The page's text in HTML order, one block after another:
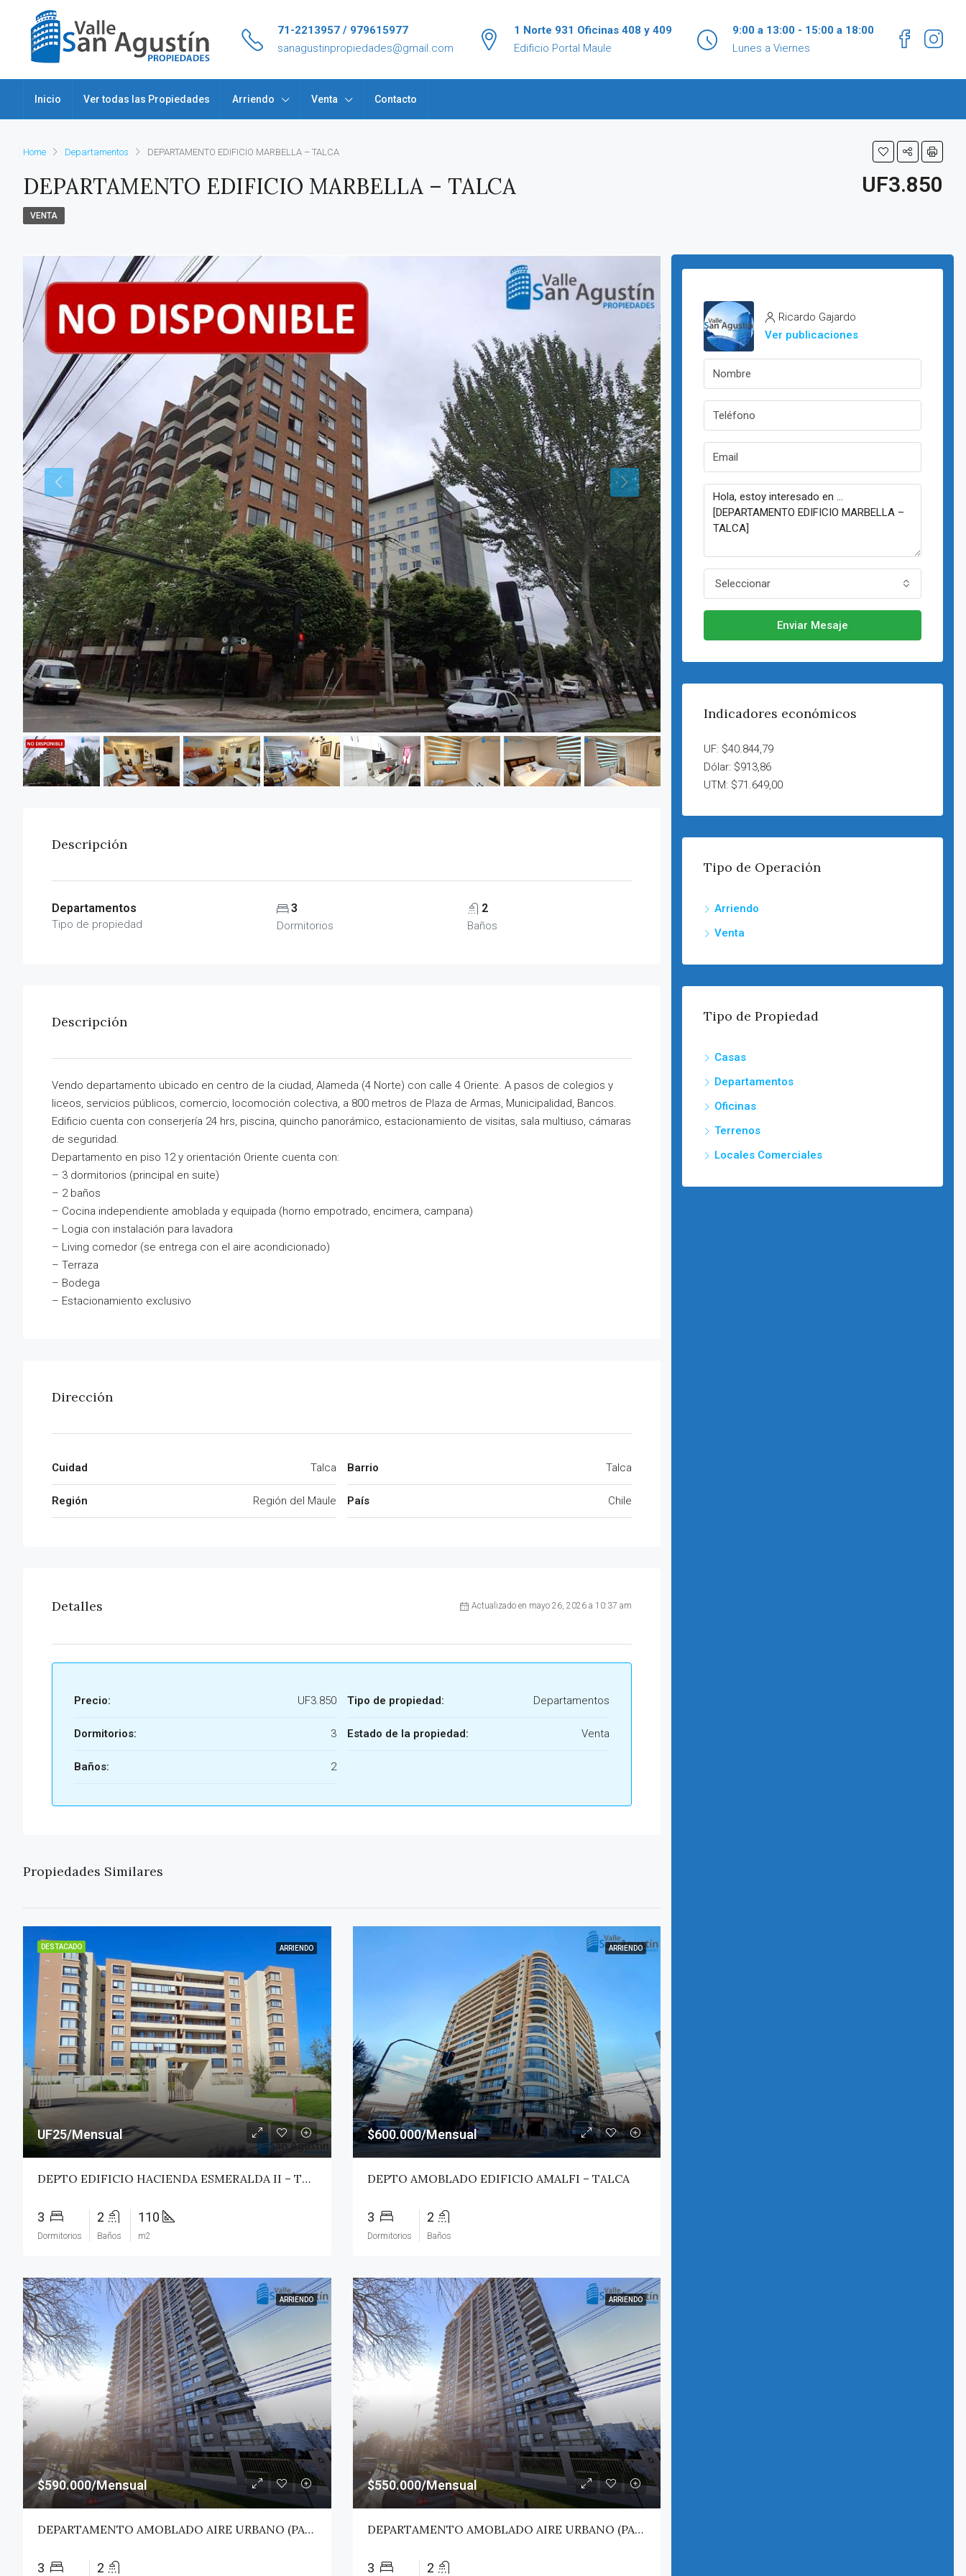
71-2213957 / 979615977
sanagustinpropiedades@gmail.com
1 Norte 931 Oficinas 408 y 409
Edificio Portal Maule
9:00 a 13:00 - 15:00 a 18:00
Lunes a Viernes
Inicio Ver todas las Propiedades Arriendo Venta Contacto
Home Departamentos DEPARTAMENTO EDIFICIO MARBELLA – TALCA
DEPARTAMENTO EDIFICIO MARBELLA – TALCA UF3.850
VENTA
Descripción
Departamentos
Tipo de propiedad
3
Dormitorios
2
Baños
Descripción
Vendo departamento ubicado en centro de la ciudad, Alameda (4 Norte) con calle 4 Oriente. A pasos de colegios y
liceos, servicios públicos, comercio, locomoción colectiva, a 800 metros de Plaza de Armas, Municipalidad, Bancos.
Edificio cuenta con conserjería 24 hrs, piscina, quincho panorámico, estacionamiento de visitas, sala multiuso, cámaras
de seguridad.
Departamento en piso 12 y orientación Oriente cuenta con:
– 3 dormitorios (principal en suite)
– 2 baños
– Cocina independiente amoblada y equipada (horno empotrado, encimera, campana)
– Logia con instalación para lavadora
– Living comedor (se entrega con el aire acondicionado)
– Terraza
– Bodega
– Estacionamiento exclusivo
Dirección
Cuidad Talca
Región Región del Maule
Barrio Talca
País Chile
Detalles Actualizado en mayo 26, 2026 a 10:37 am
Precio: UF3.850
Dormitorios: 3
Baños: 2
Tipo de propiedad: Departamentos
Estado de la propiedad: Venta
Propiedades Similares
DESTACADO ARRIENDO
UF25/Mensual
DEPTO EDIFICIO HACIENDA ESMERALDA II – TALCA
3
Dormitorios
2
Baños
110
m2
ARRIENDO
$600.000/Mensual
DEPTO AMOBLADO EDIFICIO AMALFI – TALCA
3
Dormitorios
2
Baños
ARRIENDO
$590.000/Mensual
DEPARTAMENTO AMOBLADO AIRE URBANO (PAZ) – TALCA
3 2
ARRIENDO
$550.000/Mensual
DEPARTAMENTO AMOBLADO AIRE URBANO (PAZ) – TALCA
3 2
Ricardo Gajardo
Ver publicaciones
Seleccionar
Enviar Mesaje
Indicadores económicos
UF: $40.844,79
Dólar: $913,86
UTM: $71.649,00
Tipo de Operación
Arriendo
Venta
Tipo de Propiedad
Casas
Departamentos
Oficinas
Terrenos
Locales Comerciales